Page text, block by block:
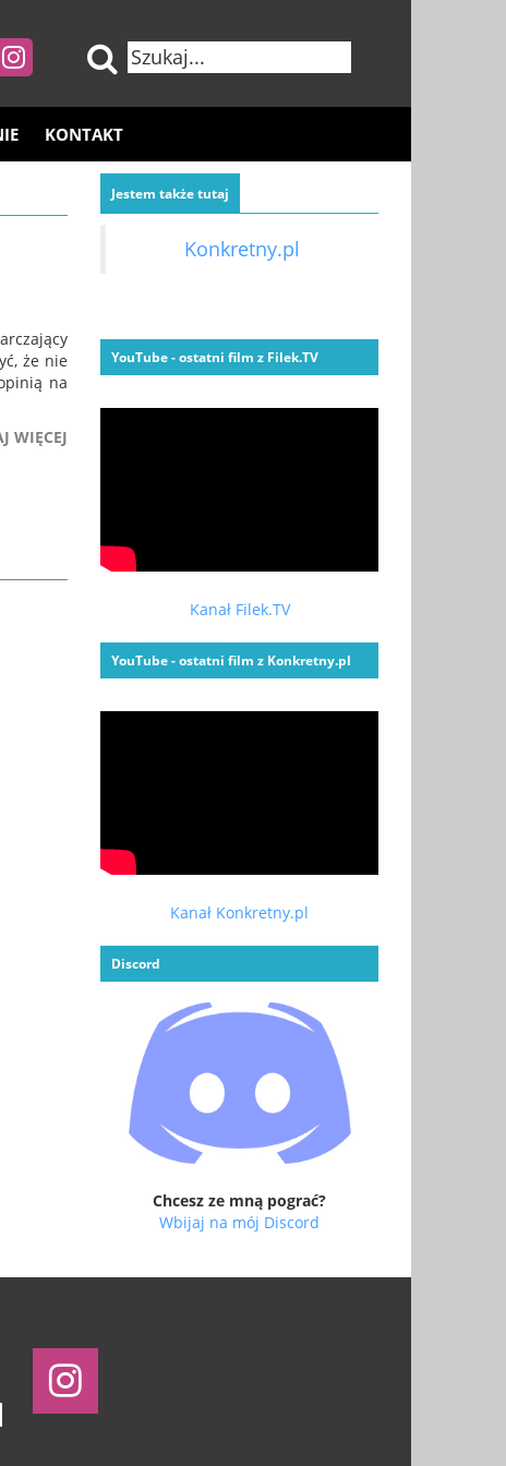
KONTAKT
że nie
na
WIĘCEJ
Jestem także tutaj
Konkretny.pl
YouTube - ostatni film z Filek.TV
Kanał Filek.TV
YouTube - ostatni film z Konkretny.pl
Kanał Konkretny.pl
Discord
Chcesz ze mną pograć?
Wbijaj na mój Discord